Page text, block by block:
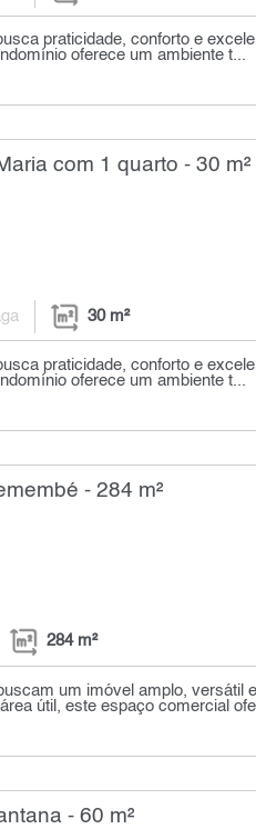
praticidade, conforto e
oferece um ambiente t...
com 1 quarto - 30 m²
30 m²
praticidade, conforto e
oferece um ambiente t...
- 284 m²
284 m²
um imóvel amplo, versátil e
útil, este espaço comercial
- 60 m²